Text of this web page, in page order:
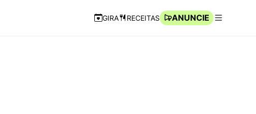
Navegação Rápida
GIRA RECEITAS
ANUNCIE